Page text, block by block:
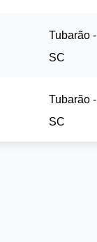
Tubarão -
SC
Tubarão -
SC